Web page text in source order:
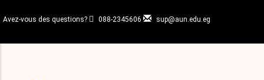
au
principal
Avez-vous des questions? 088-2345606 sup@aun.edu.eg